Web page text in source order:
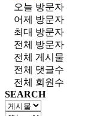
오늘 방문자
어제 방문자
최대 방문자
전체 방문자
전체 게시물
전체 댓글수
전체 회원수
SEARCH